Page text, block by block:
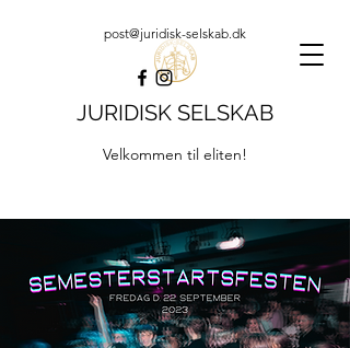
JURIDISK SELSKAB
Velkommen til eliten!
post@juridisk-selskab.dk